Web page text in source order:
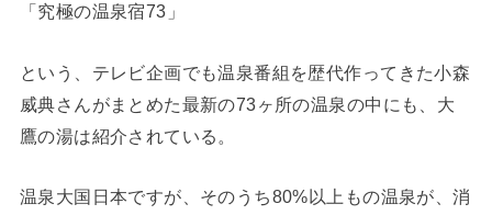
「究極の温泉宿73」
という、テレビ企画でも温泉番組を歴代作ってきた小森
威典さんがまとめた最新の73ヶ所の温泉の中にも、大
鷹の湯は紹介されている。
温泉大国日本ですが、そのうち80%以上もの温泉が、消